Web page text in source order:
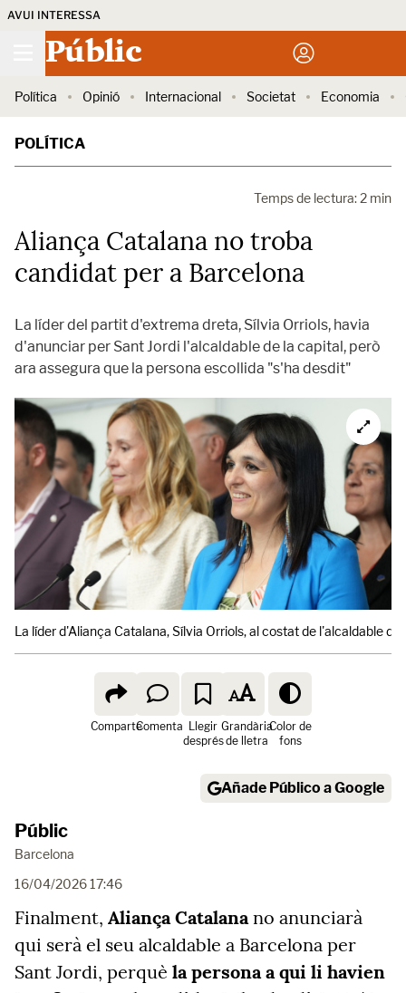
AVUI INTERESSA
Públic
Política Opinió Internacional Societat Economia
POLÍTICA
Temps de lectura: 2 min
Aliança Catalana no troba
candidat per a Barcelona
La líder del partit d'extrema dreta, Sílvia Orriols, havia
d'anunciar per Sant Jordi l'alcaldable de la capital, però
ara assegura que la persona escollida "s'ha desdit"
La líder d'Aliança Catalana, Sílvia Orriols, al costat de l'alcaldable
ComparteComenta Llegir
després
Grandària
de lletra
Color de
fons
Añade Público a Google
Públic
Barcelona
16/04/2026 17:46
Finalment, Aliança Catalanano anunciarà
qui serà el seu alcaldable a Barcelona per
Sant Jordi, perquè la persona a qui li havien